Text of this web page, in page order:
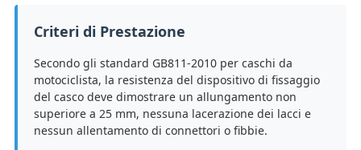
Criteri di Prestazione
Secondo gli standard GB811-2010 per caschi da
motociclista, la resistenza del dispositivo di fissaggio
del casco deve dimostrare un allungamento non
superiore a 25 mm, nessuna lacerazione dei lacci e
nessun allentamento di connettori o fibbie.